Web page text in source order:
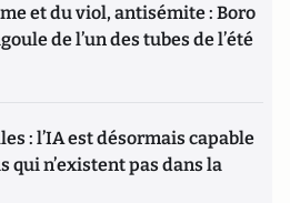
et du viol, antisémite : Boro
de l’un des tubes de l’été
: l’IA est désormais capable
qui n’existent pas dans la